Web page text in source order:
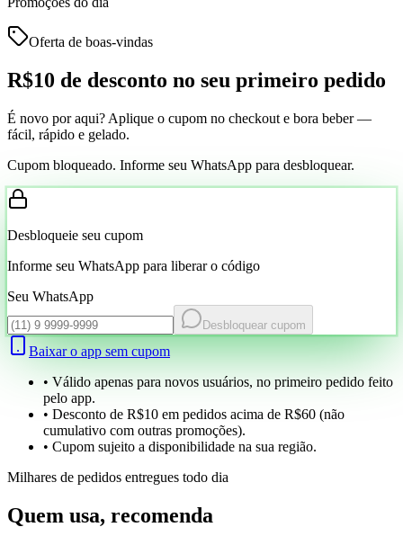
Oferta de boas-vindas
R$10 de desconto no seu primeiro pedido
É novo por aqui? Aplique o cupom no checkout e bora beber —
fácil, rápido e gelado.
Cupom bloqueado. Informe seu WhatsApp para desbloquear.
Desbloqueie seu cupom
Informe seu WhatsApp para liberar o código
Seu WhatsApp
Desbloquear cupom
Baixar o app sem cupom
• Válido apenas para novos usuários, no primeiro pedido feito
pelo app.
• Desconto de R$10 em pedidos acima de R$60 (não
cumulativo com outras promoções).
• Cupom sujeito a disponibilidade na sua região.
Milhares de pedidos entregues todo dia
Quem usa, recomenda